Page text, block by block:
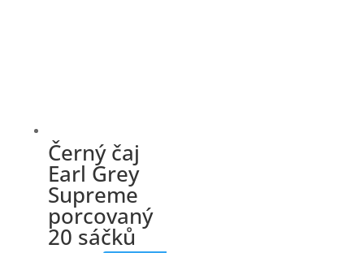
Černý čaj
Earl Grey
Supreme
porcovaný
20 sáčků